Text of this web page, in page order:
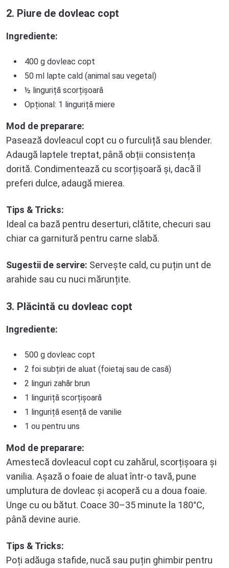
2. Piure de dovleac copt
Ingrediente:
400 g dovleac copt
50 ml lapte cald (animal sau vegetal)
½ linguriță scorțișoară
Opțional: 1 linguriță miere
Mod de preparare:
Pasează dovleacul copt cu o furculiță sau blender.
Adaugă laptele treptat, până obții consistența
dorită. Condimentează cu scorțișoară și, dacă îl
preferi dulce, adaugă mierea.
Tips & Tricks:
Ideal ca bază pentru deserturi, clătite, checuri sau
chiar ca garnitură pentru carne slabă.
Sugestii de servire: Servește cald, cu puțin unt de
arahide sau cu nuci mărunțite.
3. Plăcintă cu dovleac copt
Ingrediente:
500 g dovleac copt
2 foi subțiri de aluat (foietaj sau de casă)
2 linguri zahăr brun
1 linguriță scorțișoară
1 linguriță esență de vanilie
1 ou pentru uns
Mod de preparare:
Amestecă dovleacul copt cu zahărul, scorțișoara și
vanilia. Așază o foaie de aluat într-o tavă, pune
umplutura de dovleac și acoperă cu a doua foaie.
Unge cu ou bătut. Coace 30–35 minute la 180°C,
până devine aurie.
Tips & Tricks:
Poți adăuga stafide, nucă sau puțin ghimbir pentru